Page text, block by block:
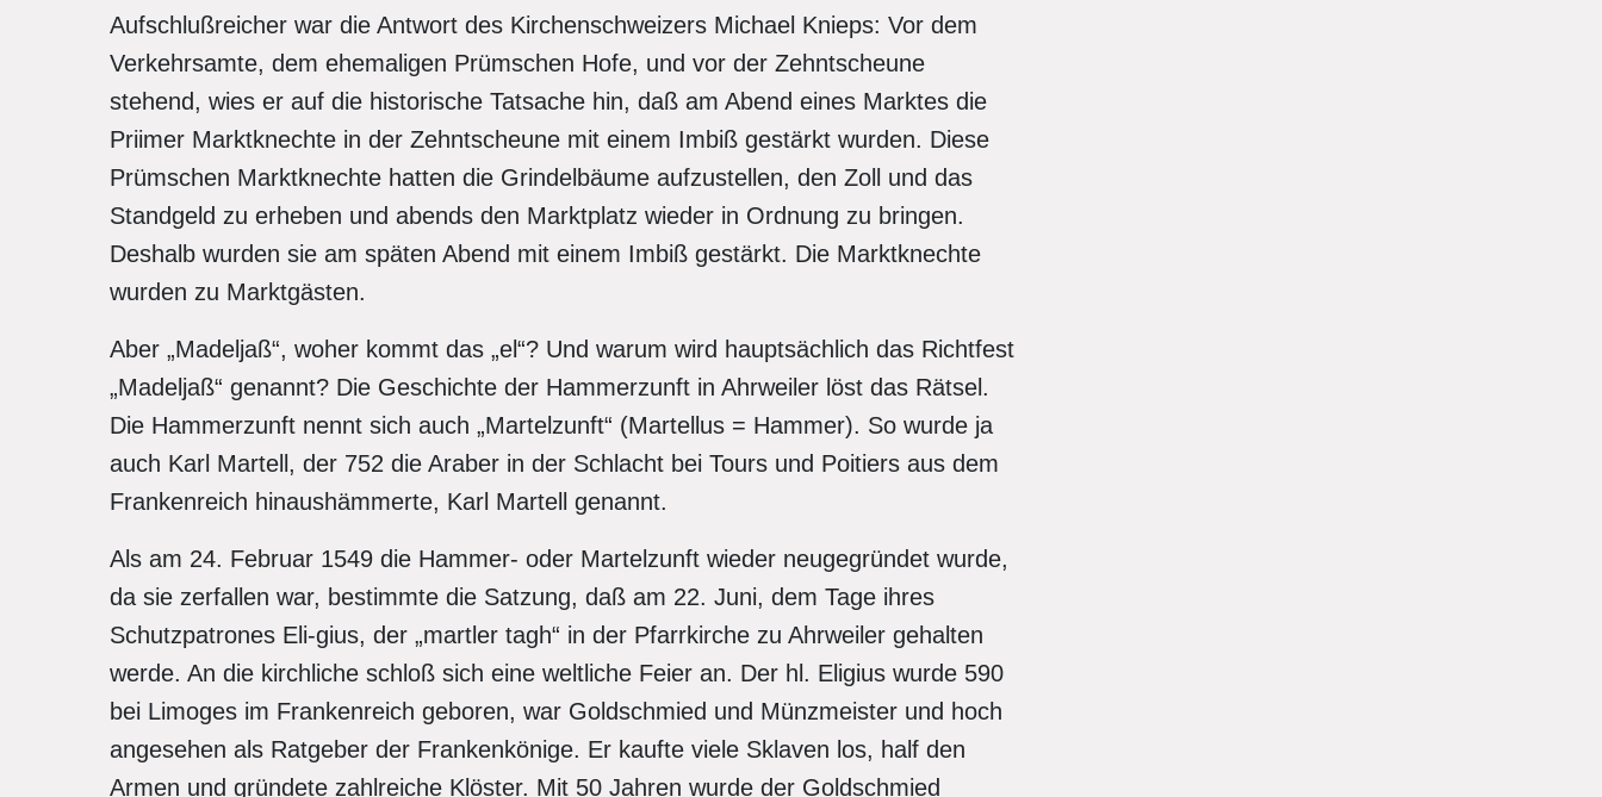
Aufschlußreicher war die Antwort des Kirchenschweizers Michael Knieps: Vor dem
Verkehrsamte, dem ehemaligen Prümschen Hofe, und vor der Zehntscheune
stehend, wies er auf die historische Tatsache hin, daß am Abend eines Marktes die
Priimer Marktknechte in der Zehntscheune mit einem Imbiß gestärkt wurden. Diese
Prümschen Marktknechte hatten die Grindelbäume aufzustellen, den Zoll und das
Standgeld zu erheben und abends den Marktplatz wieder in Ordnung zu bringen.
Deshalb wurden sie am späten Abend mit einem Imbiß gestärkt. Die Marktknechte
wurden zu Marktgästen.
Aber „Madeljaß“, woher kommt das „el“? Und warum wird hauptsächlich das Richtfest
„Madeljaß“ genannt? Die Geschichte der Hammerzunft in Ahrweiler löst das Rätsel.
Die Hammerzunft nennt sich auch „Martelzunft“ (Martellus = Hammer). So wurde ja
auch Karl Martell, der 752 die Araber in der Schlacht bei Tours und Poitiers aus dem
Frankenreich hinaushämmerte, Karl Martell genannt.
Als am 24. Februar 1549 die Hammer- oder Martelzunft wieder neugegründet wurde,
da sie zerfallen war, bestimmte die Satzung, daß am 22. Juni, dem Tage ihres
Schutzpatrones Eli-gius, der „martler tagh“ in der Pfarrkirche zu Ahrweiler gehalten
werde. An die kirchliche schloß sich eine weltliche Feier an. Der hl. Eligius wurde 590
bei Limoges im Frankenreich geboren, war Goldschmied und Münzmeister und hoch
angesehen als Ratgeber der Frankenkönige. Er kaufte viele Sklaven los, half den
Armen und gründete zahlreiche Klöster. Mit 50 Jahren wurde der Goldschmied